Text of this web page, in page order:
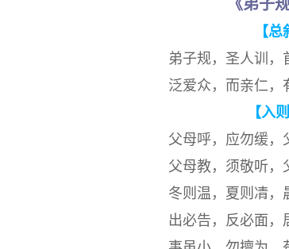
《弟子
【总
弟子规，圣人训，
泛爱众，而亲仁，
【入
父母呼，应勿缓，
父母教，须敬听，
冬则温，夏则凊，
出必告，反必面，